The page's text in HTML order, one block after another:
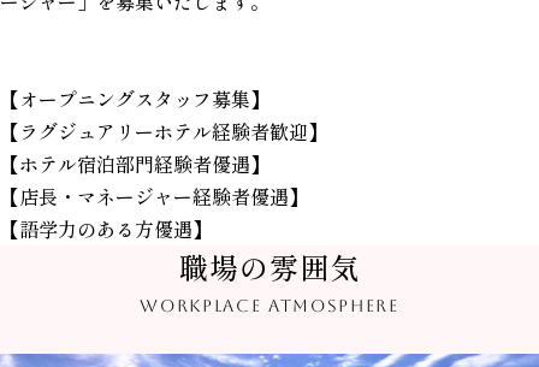
【オープニングスタッフ募集】
【ラグジュアリーホテル経験者歓迎】
【ホテル宿泊部門経験者優遇】
【店長・マネージャー経験者優遇】
【語学力のある方優遇】
職場の雰囲気
WORKPLACE ATMOSPHERE